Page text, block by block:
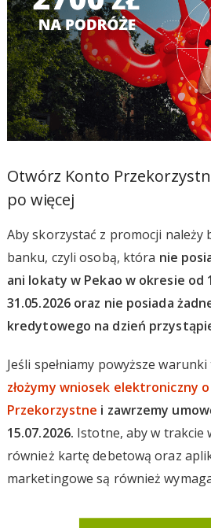
Otwórz Konto
po więcej
Aby skorzystać z promocji należy
banku, czyli osobą, która nie
ani lokaty w Pekao w okresie od
31.05.2026 oraz nie posiada
kredytowego na dzień
Jeśli spełniamy powyższe
złożymy wniosek elektroniczny
Przekorzystne i zawrzemy
15.07.2026. Istotne, aby w trakcie
również kartę debetową oraz
marketingowe są również